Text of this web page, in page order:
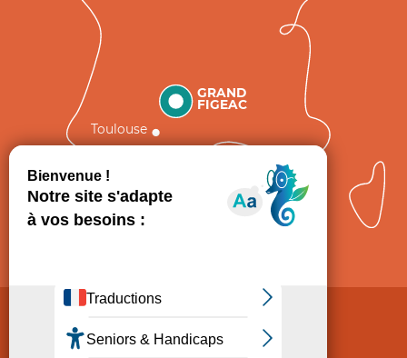
GRAND
FIGEAC
Toulouse
Politique de Protection des données
Consentement